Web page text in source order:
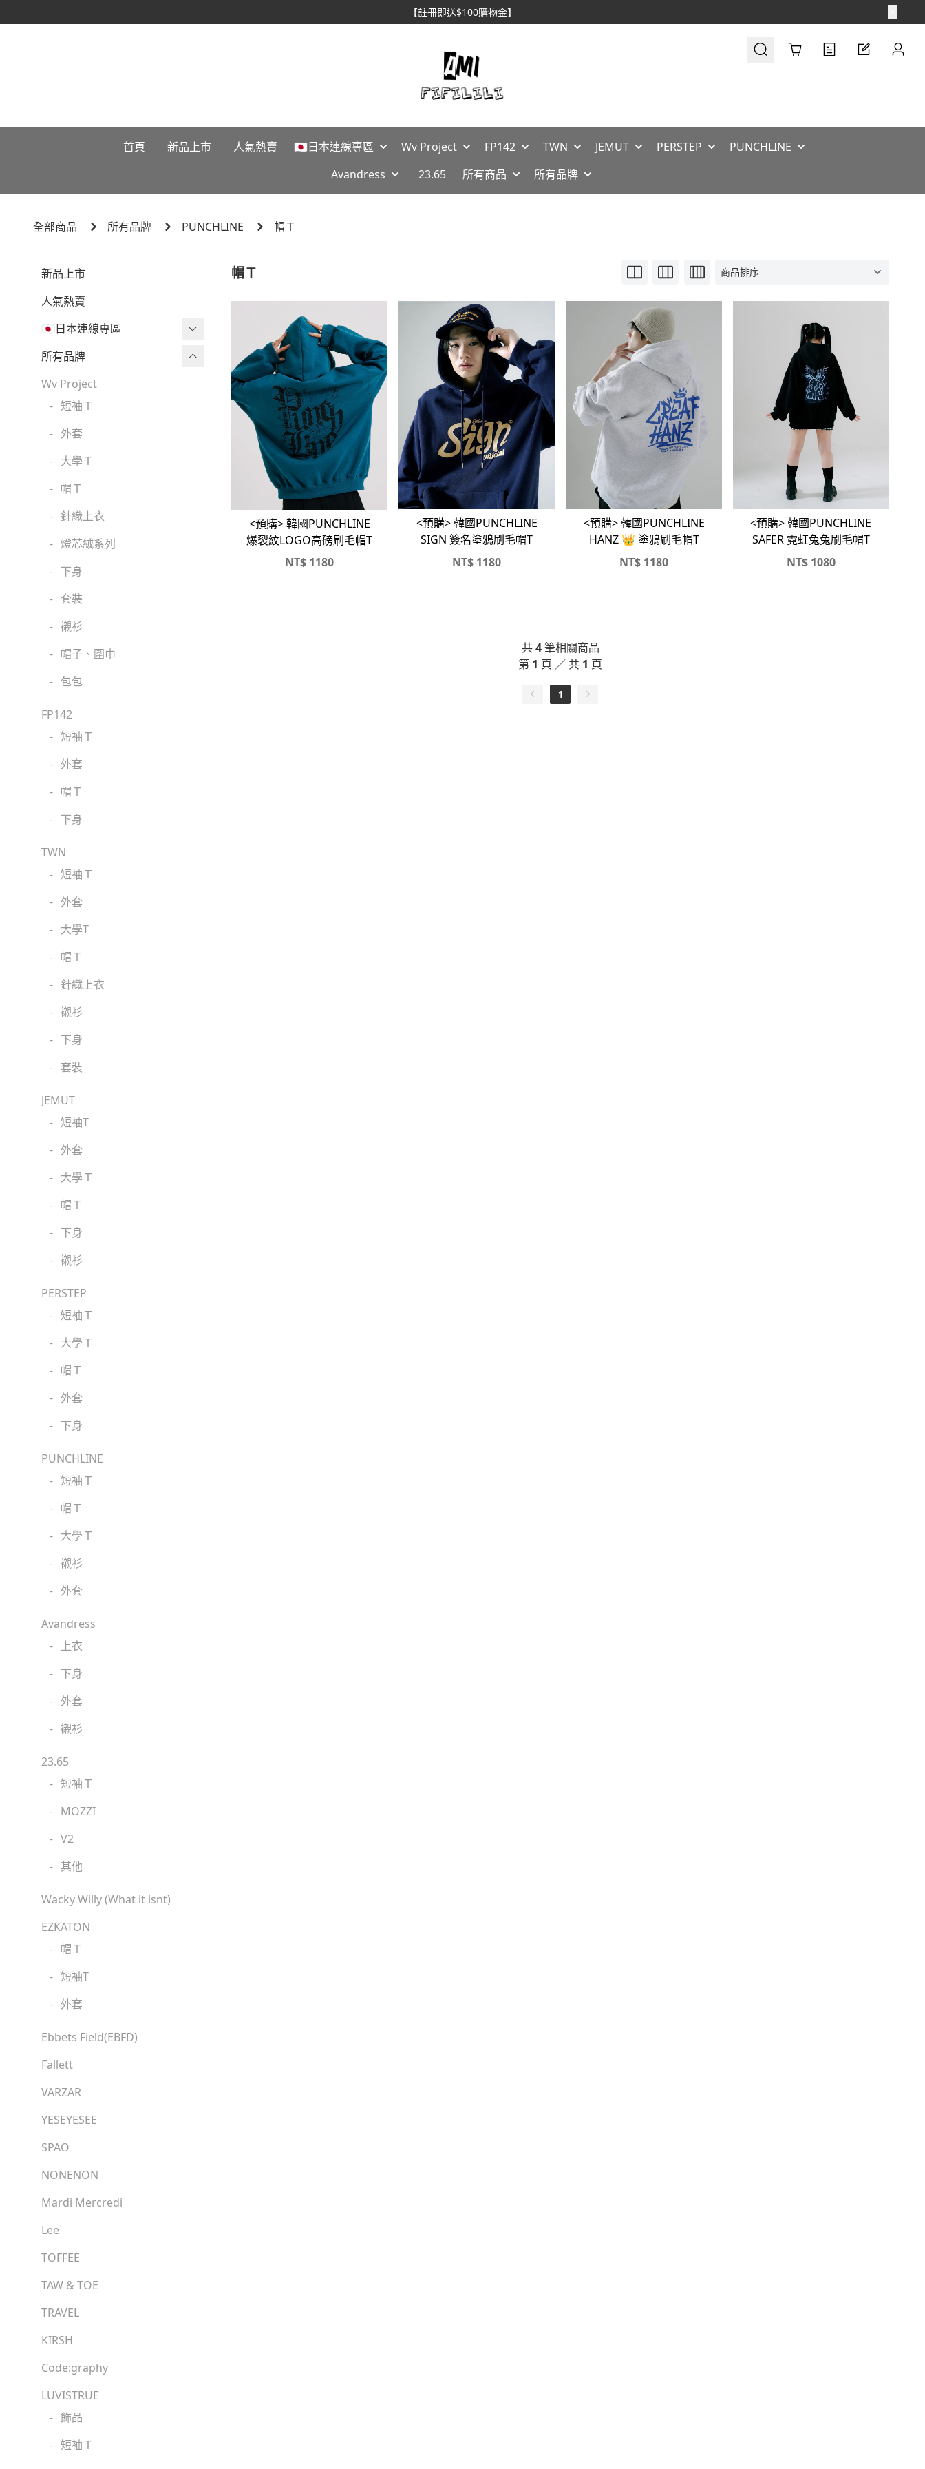
【註冊即送$100購物金】
Cart
首頁 新品上市 人氣熱賣 🇯🇵日本連線專區 Wv Project FP142 TWN JEMUT PERSTEP
PUNCHLINE
Avandress
23.65 所有商品 所有品牌
全部商品 所有品牌 PUNCHLINE 帽Ｔ
新品上市
人氣熱賣
🇯🇵日本連線專區
三麗鷗現貨區任兩件免運🔥
三麗鷗
吉伊卡哇
迪士尼
魔法莓莓
角落生物
monchhichi 蒙奇奇
拉拉熊
其它
所有品牌
Wv Project
- 短袖Ｔ
- 外套
- 大學Ｔ
- 帽Ｔ
- 針織上衣
- 燈芯絨系列
- 下身
- 套裝
- 襯衫
- 帽子、圍巾
- 包包
FP142
- 短袖Ｔ
- 外套
- 帽Ｔ
- 下身
TWN
- 短袖Ｔ
- 外套
- 大學T
- 帽Ｔ
- 針織上衣
- 襯衫
- 下身
- 套裝
JEMUT
- 短袖T
- 外套
- 大學Ｔ
- 帽Ｔ
- 下身
- 襯衫
PERSTEP
- 短袖Ｔ
- 大學Ｔ
- 帽Ｔ
- 外套
- 下身
PUNCHLINE
- 短袖Ｔ
- 帽Ｔ
- 大學Ｔ
- 襯衫
- 外套
Avandress
-
上衣
- 下身
- 外套
- 襯衫
23.65
- 短袖Ｔ
- MOZZI
- V2
- 其他
Wacky Willy (What it isnt)
EZKATON
- 帽Ｔ
- 短袖T
- 外套
Ebbets Field(EBFD)
Fallett
VARZAR
YESEYESEE
SPAO
NONENON
Mardi Mercredi
Lee
TOFFEE
TAW & TOE
TRAVEL
KIRSH
Code:graphy
LUVISTRUE
- 飾品
- 短袖Ｔ
帽Ｔ
<預購> 韓國PUNCHLINE
爆裂紋LOGO高磅刷毛帽T
NT$ 1180
<預購> 韓國PUNCHLINE
SIGN 簽名塗鴉刷毛帽T
NT$ 1180
<預購> 韓國PUNCHLINE
HANZ 👑 塗鴉刷毛帽T
NT$ 1180
<預購> 韓國PUNCHLINE
SAFER 霓虹兔兔刷毛帽T
NT$1080
共4筆相關商品
第 1 頁 ／ 共 1 頁
1